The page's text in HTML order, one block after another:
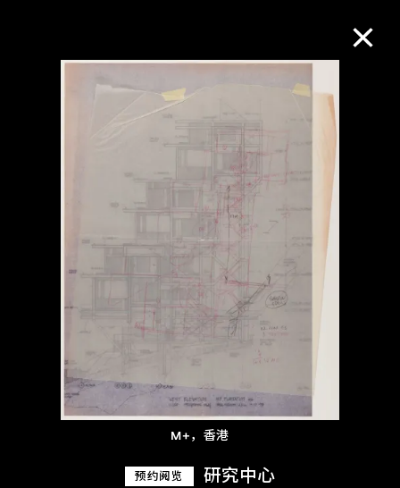
M+，香港
预约阅览 研究中心
M+藏品
探索世界顶级的二十及二十一世纪视觉
文化藏品。